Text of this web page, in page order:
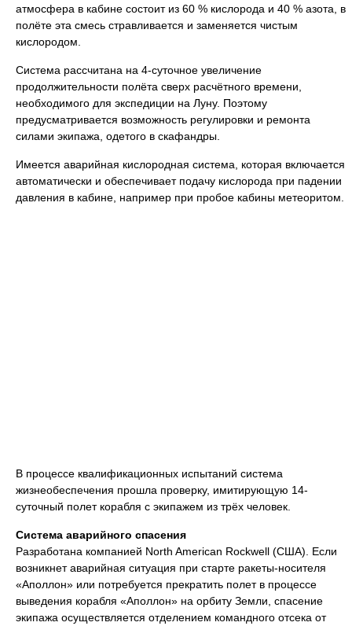
атмосфера в кабине состоит из 60 % кислорода и 40 % азота, в
полёте эта смесь стравливается и заменяется чистым
кислородом.
Система рассчитана на 4-суточное увеличение
продолжительности полёта сверх расчётного времени,
необходимого для экспедиции на Луну. Поэтому
предусматривается возможность регулировки и ремонта
силами экипажа, одетого в скафандры.
Имеется аварийная кислородная система, которая включается
автоматически и обеспечивает подачу кислорода при падении
давления в кабине, например при пробое кабины метеоритом.
В процессе квалификационных испытаний система
жизнеобеспечения прошла проверку, имитирующую 14-
суточный полет корабля с экипажем из трёх человек.
Система аварийного спасения
Разработана компанией North American Rockwell (США). Если
возникнет аварийная ситуация при старте ракеты-носителя
«Аполлон» или потребуется прекратить полет в процессе
выведения корабля «Аполлон» на орбиту Земли, спасение
экипажа осуществляется отделением командного отсека от